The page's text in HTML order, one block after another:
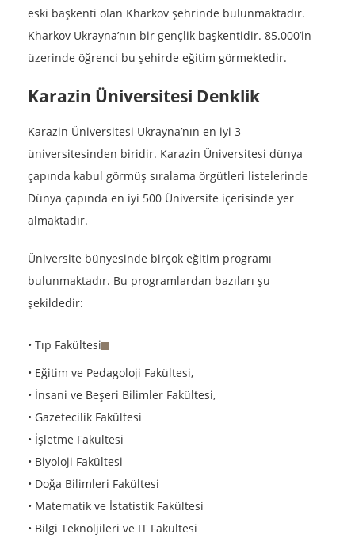
eski başkenti olan Kharkov şehrinde bulunmaktadır.
Kharkov Ukrayna’nın bir gençlik başkentidir. 85.000’in
üzerinde öğrenci bu şehirde eğitim görmektedir.
Karazin Üniversitesi Denklik
Karazin Üniversitesi Ukrayna’nın en iyi 3
üniversitesinden biridir. Karazin Üniversitesi dünya
çapında kabul görmüş sıralama örgütleri listelerinde
Dünya çapında en iyi 500 Üniversite içerisinde yer
almaktadır.
Üniversite bünyesinde birçok eğitim programı
bulunmaktadır. Bu programlardan bazıları şu
şekildedir:
• Tıp Fakültesi
• Eğitim ve Pedagoloji Fakültesi,
• İnsani ve Beşeri Bilimler Fakültesi,
• Gazetecilik Fakültesi
• İşletme Fakültesi
• Biyoloji Fakültesi
• Doğa Bilimleri Fakültesi
• Matematik ve İstatistik Fakültesi
• Bilgi Teknoljileri ve IT Fakültesi